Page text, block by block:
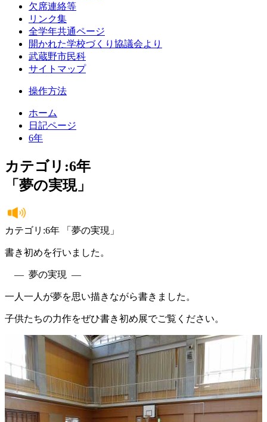
欠席連絡等
リンク集
全学年共通ページ
開かれた学校づくり協議会より
武蔵野市民科
サイトマップ
操作方法
ホーム
日記ページ
6年
カテゴリ:6年
「夢の実現」
カテゴリ:6年 「夢の実現」
書き初めを行いました。
― 夢の実現 ―
一人一人が夢を思い描きながら書きました。
子供たちの力作をぜひ書き初め展でご覧ください。